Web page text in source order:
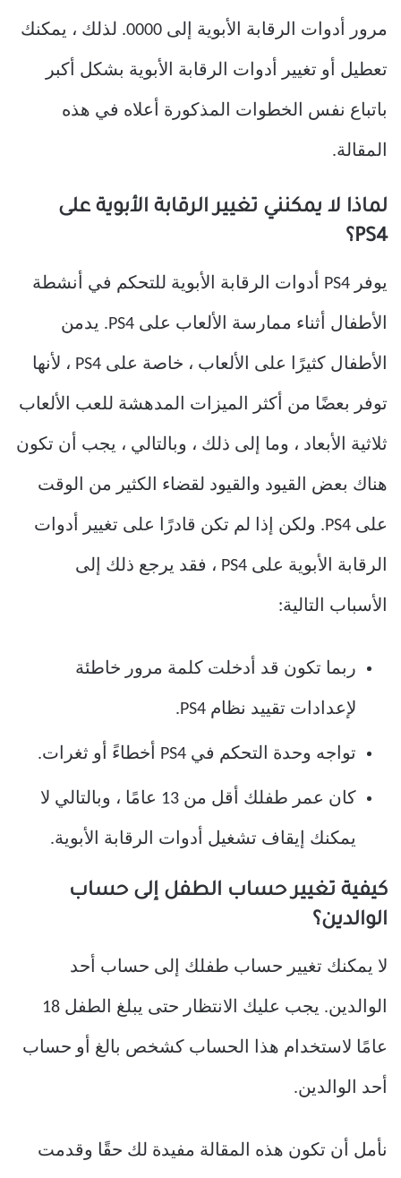
مرور أدوات الرقابة الأبوية إلى 0000. لذلك ، يمكنك
تعطيل أو تغيير أدوات الرقابة الأبوية بشكل أكبر
باتباع نفس الخطوات المذكورة أعلاه في هذه
المقالة.
لماذا لا يمكنني تغيير الرقابة الأبوية على
PS4؟
يوفر PS4 أدوات الرقابة الأبوية للتحكم في أنشطة
الأطفال أثناء ممارسة الألعاب على PS4. يدمن
الأطفال كثيرًا على الألعاب ، خاصة على PS4 ، لأنها
توفر بعضًا من أكثر الميزات المدهشة للعب الألعاب
ثلاثية الأبعاد ، وما إلى ذلك ، وبالتالي ، يجب أن تكون
هناك بعض القيود والقيود لقضاء الكثير من الوقت
على PS4. ولكن إذا لم تكن قادرًا على تغيير أدوات
الرقابة الأبوية على PS4 ، فقد يرجع ذلك إلى
الأسباب التالية:
ربما تكون قد أدخلت كلمة مرور خاطئة
لإعدادات تقييد نظام PS4.
تواجه وحدة التحكم في PS4 أخطاءً أو ثغرات.
كان عمر طفلك أقل من 13 عامًا ، وبالتالي لا
يمكنك إيقاف تشغيل أدوات الرقابة الأبوية.
كيفية تغيير حساب الطفل إلى حساب
الوالدين؟
لا يمكنك تغيير حساب طفلك إلى حساب أحد
الوالدين. يجب عليك الانتظار حتى يبلغ الطفل 18
عامًا لاستخدام هذا الحساب كشخص بالغ أو حساب
أحد الوالدين.
نأمل أن تكون هذه المقالة مفيدة لك حقًا وقدمت